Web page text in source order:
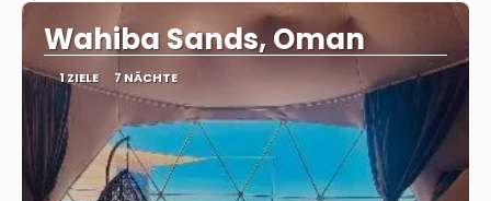
Wahiba Sands, Oman
1 ZIELE 7 NÄCHTE